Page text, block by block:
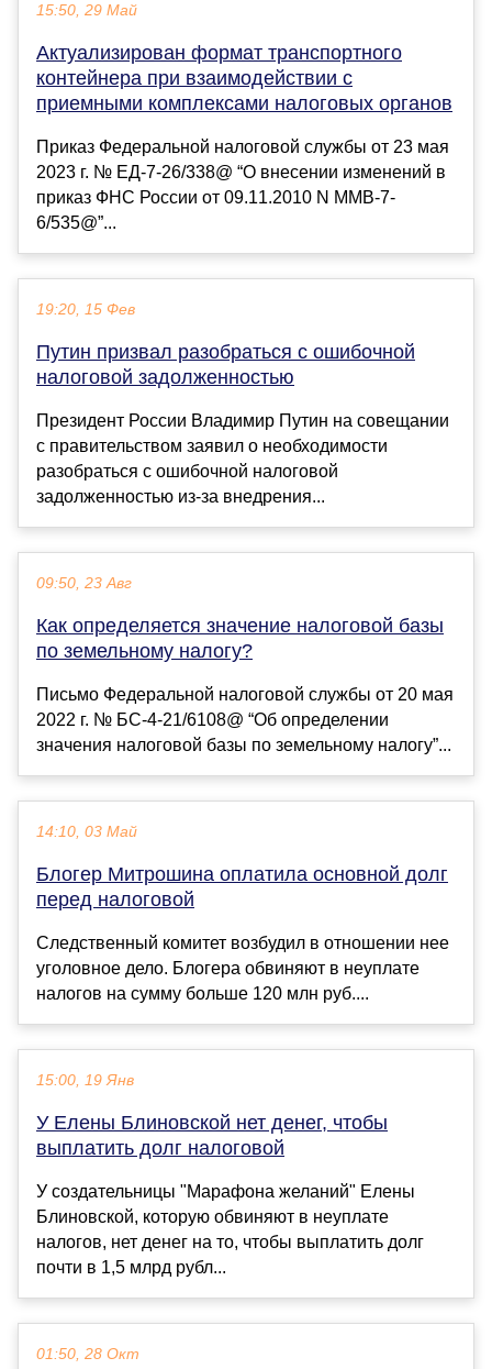
15:50, 29 Май
Актуализирован формат транспортного
контейнера при взаимодействии с
приемными комплексами налоговых органов
Приказ Федеральной налоговой службы от 23 мая
2023 г. № ЕД-7-26/338@ “О внесении изменений в
приказ ФНС России от 09.11.2010 N ММВ-7-
6/535@”...
19:20, 15 Фев
Путин призвал разобраться с ошибочной
налоговой задолженностью
Президент России Владимир Путин на совещании
с правительством заявил о необходимости
разобраться с ошибочной налоговой
задолженностью из-за внедрения...
09:50, 23 Авг
Как определяется значение налоговой базы
по земельному налогу?
Письмо Федеральной налоговой службы от 20 мая
2022 г. № БС-4-21/6108@ “Об определении
значения налоговой базы по земельному налогу”...
14:10, 03 Май
Блогер Митрошина оплатила основной долг
перед налоговой
Следственный комитет возбудил в отношении нее
уголовное дело. Блогера обвиняют в неуплате
налогов на сумму больше 120 млн руб....
15:00, 19 Янв
У Елены Блиновской нет денег, чтобы
выплатить долг налоговой
У создательницы "Марафона желаний" Елены
Блиновской, которую обвиняют в неуплате
налогов, нет денег на то, чтобы выплатить долг
почти в 1,5 млрд рубл...
01:50, 28 Окт